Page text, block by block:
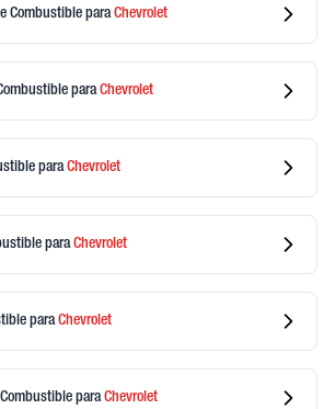
Combustible paraChevrolet
paraChevrolet
paraChevrolet
paraChevrolet
paraChevrolet
paraChevrolet